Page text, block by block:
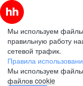
Мы используем файлы
правильную работу
сетевой трафик.
Правила
Мы используем
файлов cookie